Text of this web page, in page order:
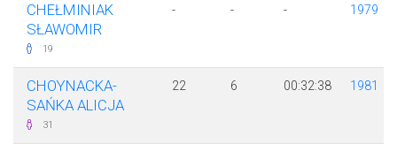
CHEŁMINIAK
SŁAWOMIR
19
- - - 1979
CHOYNACKA-
SAŃKA ALICJA
31
22 6 00:32:38 1981